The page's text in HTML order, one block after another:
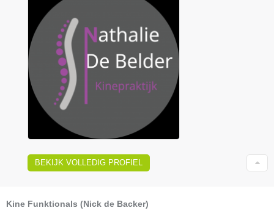
BEKIJK VOLLEDIG PROFIEL
Kine Funktionals (Nick de Backer)